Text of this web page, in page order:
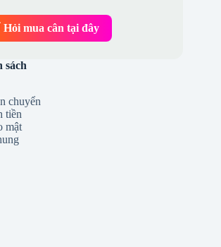
mọi ứng dụng..
chuyển
tiền